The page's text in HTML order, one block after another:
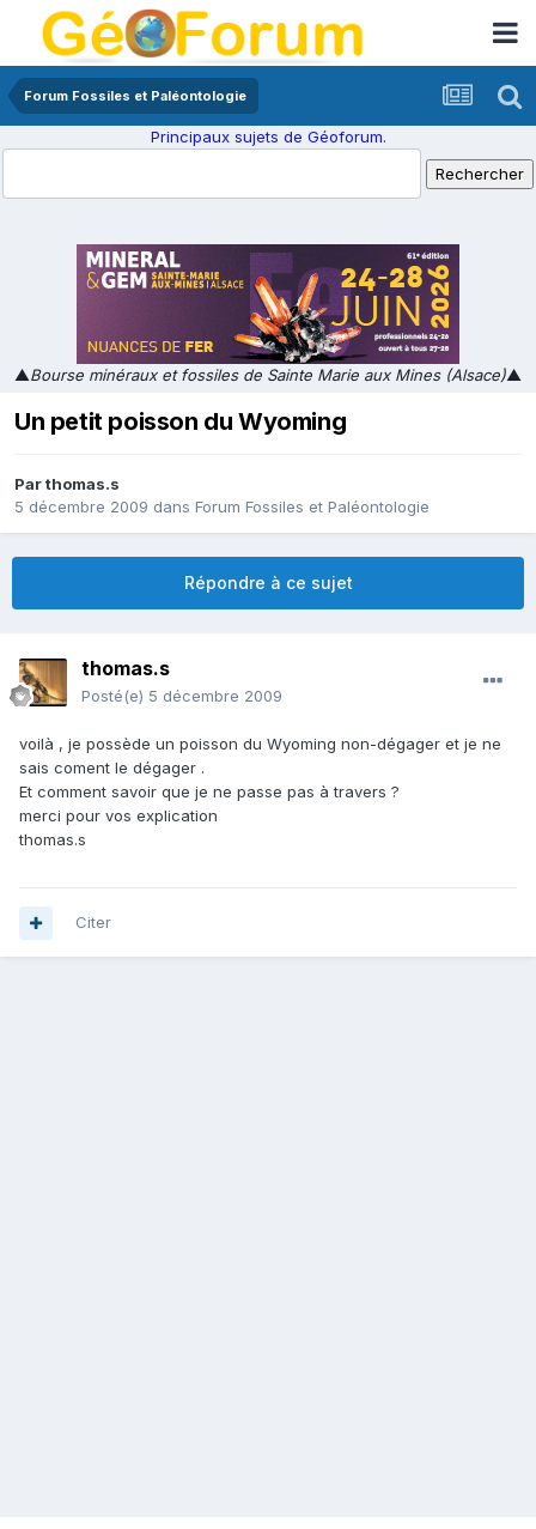
Forum Fossiles et Paléontologie
Principaux sujets de Géoforum.
▲Bourse minéraux et fossiles de Sainte Marie aux Mines (Alsace)▲
Un petit poisson du Wyoming
Parthomas.s
5 décembre 2009 dans Forum Fossiles et Paléontologie
Répondre à ce sujet
thomas.s
Posté(e) 5 décembre 2009
voilà , je possède un poisson du Wyoming non-dégager et je ne
sais coment le dégager .
Et comment savoir que je ne passe pas à travers ?
merci pour vos explication
thomas.s
Citer